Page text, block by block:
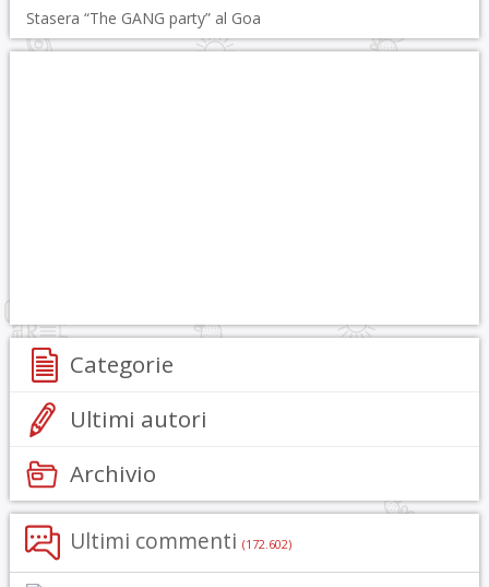
Stasera “The GANG party” al Goa
Categorie
Ultimi autori
Archivio
Ultimi commenti (172.602)